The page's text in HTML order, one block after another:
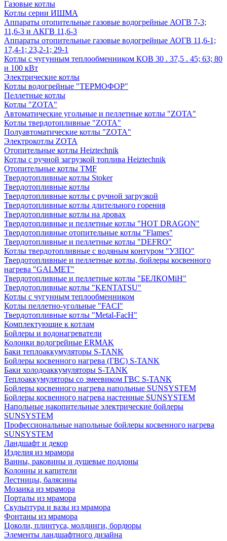
Газовые котлы
Котлы серии ИШМА
Аппараты отопительные газовые водогрейные АОГВ 7-3;
11,6-3 и АКГВ 11,6-3
Аппараты отопительные газовые водогрейные АОГВ 11,6-1;
17,4-1; 23,2-1; 29-1
Котлы с чугунным теплообменником КОВ 30 . 37,5 . 45; 63; 80
и 100 кВт
Электрические котлы
Котлы водогрейные "ТЕРМОФОР"
Пеллетные котлы
Котлы "ZOTA"
Автоматические угольные и пеллетные котлы "ZOTA"
Котлы твердотопливные "ZOTA"
Полуавтоматические котлы "ZOTA"
Электрокотлы ZOTA
Отопительные котлы Heiztechnik
Котлы с ручной загрузкой топлива Heiztechnik
Отопительные котлы TMF
Твердотопливные котлы Stoker
Твердотопливные котлы
Твердотопливные котлы с ручной загрузкой
Твердотопливные котлы длительного горения
Твердотопливные котлы на дровах
Твердотопливные и пеллетные котлы "HOT DRAGON"
Твердотопливные отопительные котлы "Flames"
Твердотопливные и пеллетные котлы "DEFRO"
Котлы твердотопливные с водяным контуром "УЗПО"
Твердотопливные и пеллетные котлы, бойлеры косвенного
нагрева "GALMET"
Твердотопливные и пеллетные котлы "БЕЛКОМiН"
Твердотопливные котлы "KENTATSU"
Котлы с чугунным теплообменником
Котлы пеллетно-угольные "FACI"
Твердотопливные котлы "Metal-FacH"
Комплектующие к котлам
Бойлеры и водонагреватели
Колонки водогрейные ERMAK
Баки теплоаккумуляторы S-TANK
Бойлеры косвенного нагрева (ГВС) S-TANK
Баки холодоаккумуляторы S-TANK
Теплоаккумуляторы со змеевиком ГВС S-TANK
Бойлеры косвенного нагрева напольные SUNSYSTEM
Бойлеры косвенного нагрева настенные SUNSYSTEM
Напольные накопительные электрические бойлеры
SUNSYSTEM
Профессиональные напольные бойлеры косвенного нагрева
SUNSYSTEM
Ландшафт и декор
Изделия из мрамора
Ванны, раковины и душевые поддоны
Колонны и капители
Лестницы, балясины
Мозаика из мрамора
Порталы из мрамора
Скульптура и вазы из мрамора
Фонтаны из мрамора
Цоколи, плинтуса, молдинги, бордюры
Элементы ландшафтного дизайна